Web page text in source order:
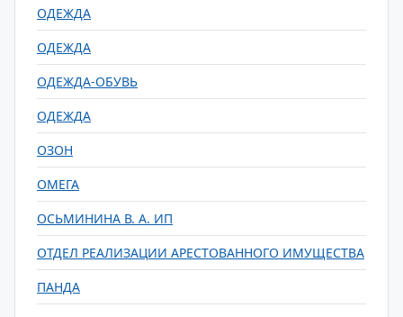
ОДЕЖДА
ОДЕЖДА
ОДЕЖДА-ОБУВЬ
ОДЕЖДА
ОЗОН
ОМЕГА
ОСЬМИНИНА В. А. ИП
ОТДЕЛ РЕАЛИЗАЦИИ АРЕСТОВАННОГО ИМУЩЕСТВА
ПАНДА